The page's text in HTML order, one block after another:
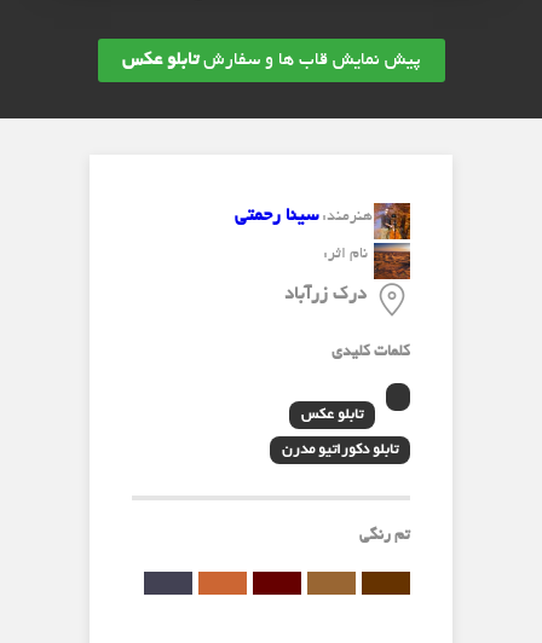
پیش نمایش قاب ها و سفارشتابلو عکس
هنرمند:سینا رحمتی
نام اثر:
درک زرآباد
کلمات کلیدی
تابلو عکس
تابلو دکوراتیو مدرن
تم رنگی